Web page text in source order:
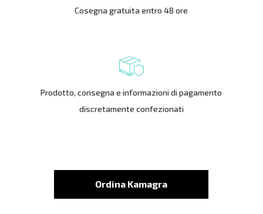
Cosegna gratuita entro 48 ore
Prodotto, consegna e informazioni di pagamento
discretamente confezionati
Ordina Kamagra